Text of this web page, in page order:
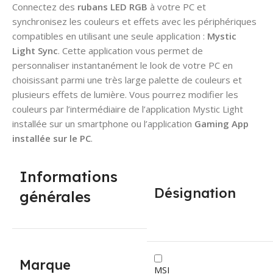
Connectez des rubans LED RGB à votre PC et
synchronisez les couleurs et effets avec les périphériques
compatibles en utilisant une seule application : Mystic
Light Sync. Cette application vous permet de
personnaliser instantanément le look de votre PC en
choisissant parmi une très large palette de couleurs et
plusieurs effets de lumière. Vous pourrez modifier les
couleurs par l’intermédiaire de l’application Mystic Light
installée sur un smartphone ou l’application Gaming App
installée sur le PC.
Informations
générales
Désignation
Marque
MSI